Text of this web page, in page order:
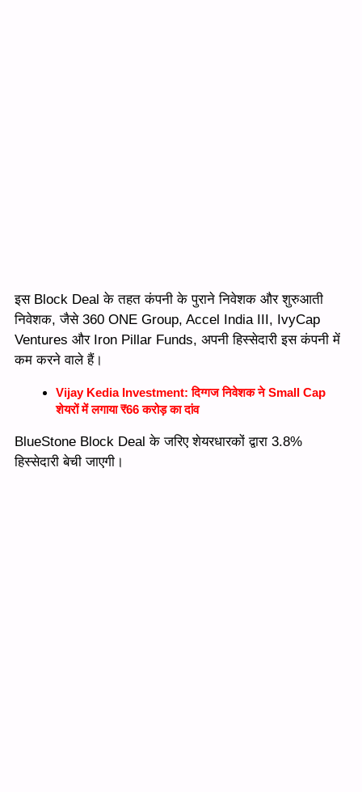
इस Block Deal के तहत कंपनी के पुराने निवेशक और शुरुआती
निवेशक, जैसे 360 ONE Group, Accel India III, IvyCap
Ventures और Iron Pillar Funds, अपनी हिस्सेदारी इस कंपनी में
कम करने वाले हैं।
Vijay Kedia Investment: दिग्गज निवेशक ने Small Cap
शेयरों में लगाया ₹66 करोड़ का दांव
BlueStone Block Deal के जरिए शेयरधारकों द्वारा 3.8%
हिस्सेदारी बेची जाएगी।